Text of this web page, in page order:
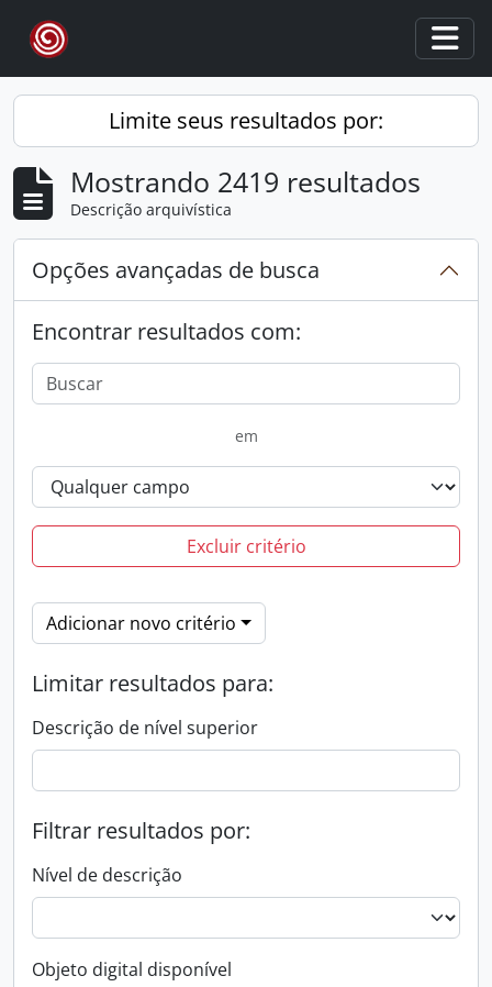
Skip to main content
Limite seus resultados por:
Mostrando 2419 resultados
Descrição arquivística
Opções avançadas de busca
Encontrar resultados com:
em
Excluir critério
Adicionar novo critério
Limitar resultados para:
Descrição de nível superior
Filtrar resultados por:
Nível de descrição
Objeto digital disponível